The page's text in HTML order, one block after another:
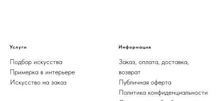
Услуги
Подбор искусства
Примерка в интерьере
Искусство на заказ
Информация
Заказ, оплата, доставка,
возврат
Публичная оферта
Политика конфиденциальности